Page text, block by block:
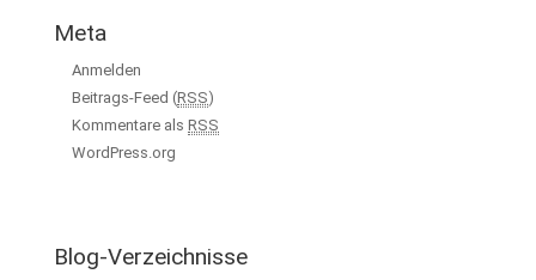
Meta
Anmelden
Beitrags-Feed (RSS)
Kommentare als RSS
WordPress.org
Blog-Verzeichnisse